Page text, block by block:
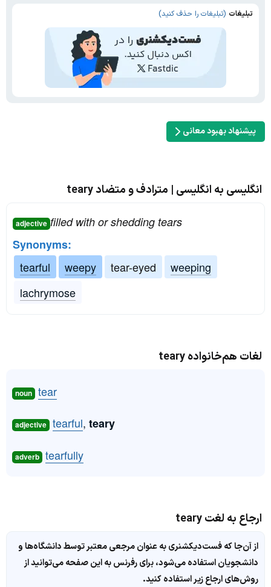
تبلیغات (تبلیغات را حذف کنید)
پیشنهاد بهبود معانی
انگلیسی به انگلیسی | مترادف و متضاد teary
adjective filled with or shedding tears
Synonyms:
tearful
weepy tear-eyed
weeping
lachrymose
لغات هم‌خانواده teary
noun tear
adjective tearful, teary
adverb tearfully
ارجاع به لغت teary
از آن‌جا که فست‌دیکشنری به عنوان مرجعی معتبر توسط دانشگاه‌ها و
دانشجویان استفاده می‌شود، برای رفرنس به این صفحه می‌توانید از
روش‌های ارجاع زیر استفاده کنید.